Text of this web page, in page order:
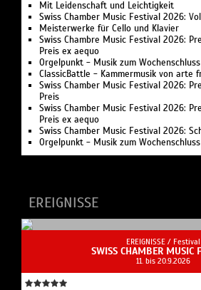
Mit Leidenschaft und Leichtigkeit
Swiss Chamber Music Festival 2026:
Meisterwerke für Cello und Klavier
Swiss Chambre Music Festival 2026:
Preis ex aequo
Orgelpunkt - Musik zum Wochenschluss
ClassicBattle - Kammermusik von arte
Swiss Chamber Music Festival 2026:
Preis
Swiss Chamber Music Festival 2026:
Preis ex aequo
Swiss Chamber Music Festival 2026:
Orgelpunkt - Musik zum Wochenschluss
EREIGNISSE
EREIGNISSE / Festival
SWISS CHAMBER MUSIC
11. bis 20.9.2026